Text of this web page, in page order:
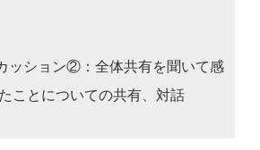
ッション②：全体共有を聞いて感
ことについての共有、対話